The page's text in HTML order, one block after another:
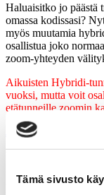
Tämä sivusto
Haluaisitko jo päästä
omassa kodissasi?
myös muutamia
osallistua joko
zoom-yhteyden
Aikuisten Hybridi-
vuoksi, mutta voit
etätunneille zoomin
Junioreiden hybridi-
Anytime-lippu)